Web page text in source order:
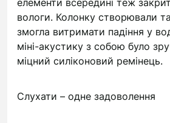
елементи всередині теж
вологи. Колонку створювали
змогла витримати падіння у
міні-акустику з собою було
міцний силіконовий ремінець.
Слухати – одне задоволення